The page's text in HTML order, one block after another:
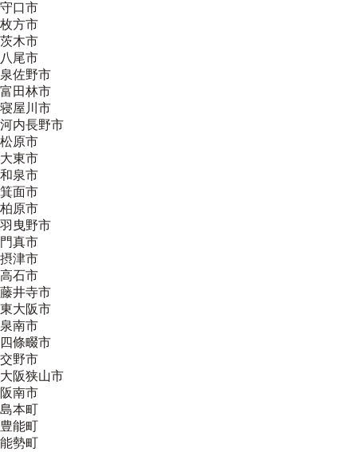
守口市
枚方市
茨木市
八尾市
泉佐野市
富田林市
寝屋川市
河内長野市
松原市
大東市
和泉市
箕面市
柏原市
羽曳野市
門真市
摂津市
高石市
藤井寺市
東大阪市
泉南市
四條畷市
交野市
大阪狭山市
阪南市
島本町
豊能町
能勢町